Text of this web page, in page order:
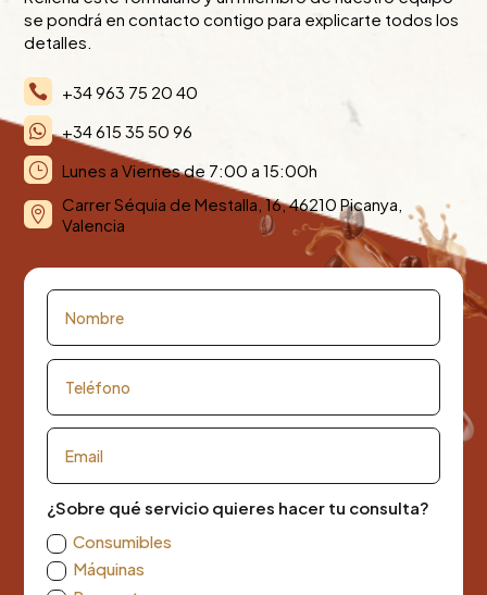
se pondrá en contacto contigo para explicarte todos los
detalles.
 +34 963 75 20 40
 +34 615 35 50 96
} Lunes a Viernes de 7:00 a 15:00h

Carrer Séquia de Mestalla, 16, 46210 Picanya,
Valencia
¿Sobre qué servicio quieres hacer tu consulta?
Consumibles
Máquinas